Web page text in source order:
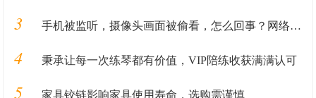
3 手机被监听，摄像头画面被偷看，怎么回事？网络安全日“黑客秀”告诉你
4 秉承让每一次练琴都有价值，VIP陪练收获满满认可
5 家具铰链影响家具使用寿命，选购需谨慎